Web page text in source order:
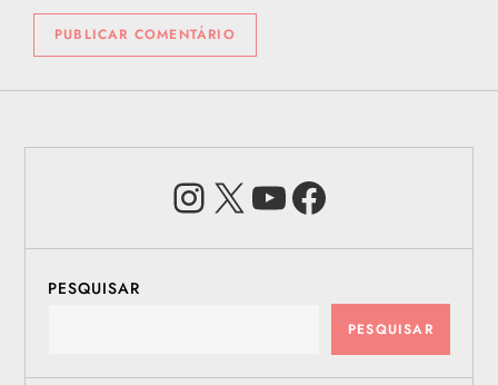
Instagram
X Youtube
PESQUISAR
PESQUISAR